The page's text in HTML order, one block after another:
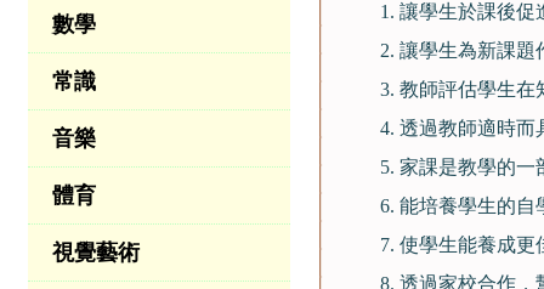
數學
常識
音樂
體育
視覺藝術
讓學生於課後促
讓學生為新課題
教師評估學生在
透過教師適時而
家課是教學的一
能培養學生的自
使學生能養成更
透過家校合作，